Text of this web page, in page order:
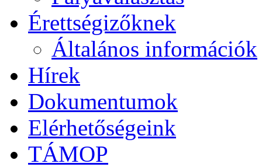
Érettségizőknek
Általános információk
Hírek
Dokumentumok
Elérhetőségeink
TÁMOP